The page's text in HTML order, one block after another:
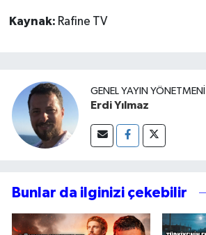
Kaynak: Rafine TV
GENEL YAYIN YÖNETMENI
Erdi Yılmaz
Bunlar da ilginizi çekebilir